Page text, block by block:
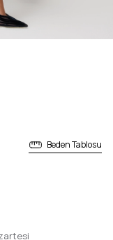
Beden Tablosu